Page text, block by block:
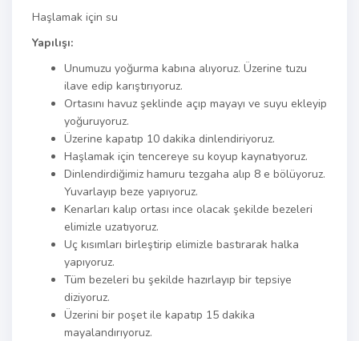
Haşlamak için su
Yapılışı:
Unumuzu yoğurma kabına alıyoruz. Üzerine tuzu
ilave edip karıştırıyoruz.
Ortasını havuz şeklinde açıp mayayı ve suyu ekleyip
yoğuruyoruz.
Üzerine kapatıp 10 dakika dinlendiriyoruz.
Haşlamak için tencereye su koyup kaynatıyoruz.
Dinlendirdiğimiz hamuru tezgaha alıp 8 e bölüyoruz.
Yuvarlayıp beze yapıyoruz.
Kenarları kalıp ortası ince olacak şekilde bezeleri
elimizle uzatıyoruz.
Uç kısımları birleştirip elimizle bastırarak halka
yapıyoruz.
Tüm bezeleri bu şekilde hazırlayıp bir tepsiye
diziyoruz.
Üzerini bir poşet ile kapatıp 15 dakika
mayalandırıyoruz.